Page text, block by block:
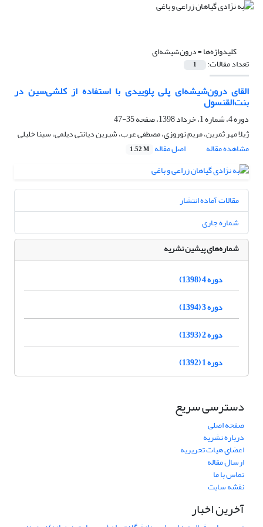
کلیدواژه‌ها =درون‌شیشه‌ای
تعداد مقالات: 1
القای درون‌شیشه‌ای پلی پلوییدی با استفاده از کلشی‌سین در
بنت‌القنسول
دوره 4، شماره 1، خرداد 1398، صفحه
35-47
ژیلا مهر ثمرین، مریم نوروزی، مصطفی عرب، شیرین دیانتی دیلمی، سینا خلیلی
مشاهده مقاله
اصل مقاله 1.52 M
مقالات آماده انتشار
شماره جاری
شماره‌های پیشین نشریه
دوره 4 (1398)
دوره 3 (1394)
دوره 2 (1393)
دوره 1 (1392)
دسترسی سریع
صفحه اصلی
درباره نشریه
اعضای هیات تحریریه
ارسال مقاله
تماس با ما
نقشه سایت
آخرین اخبار